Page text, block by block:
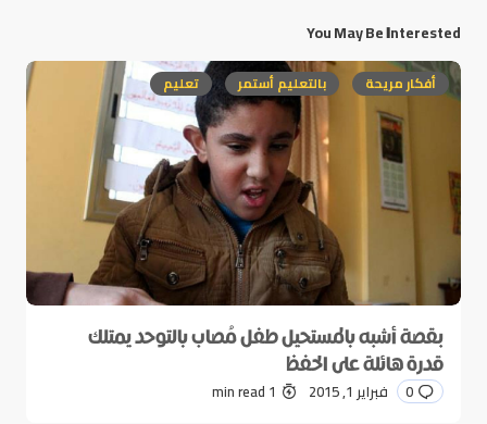
You May Be Interested
أفكار مريحة بالتعليم أستمر تعليم
بقصة أشبه بالمستحيل طفل مُصاب بالتوحد يمتلك
قدرة هائلة على الحفظ
0 فبراير 1, 2015 1 min read